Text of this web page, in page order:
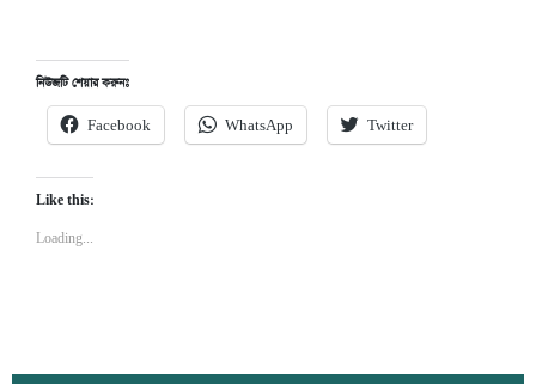
নিউজটি শেয়ার করুনঃ
Facebook WhatsApp Twitter
Like this:
Loading...